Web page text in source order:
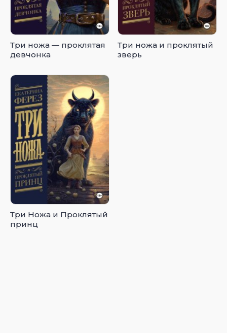
Три ножа — проклятая
девчонка
Три ножа и проклятый
зверь
Три Ножа и Проклятый
принц